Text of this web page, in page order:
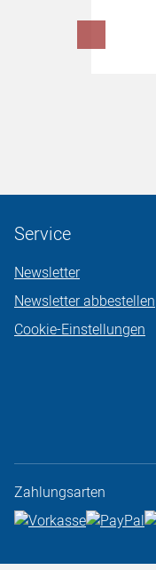
Service
Newsletter
Newsletter abbestellen
Cookie-Einstellungen
Zahlungsarten